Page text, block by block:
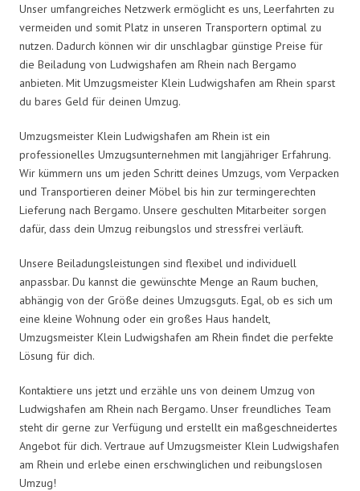
Unser umfangreiches Netzwerk ermöglicht es uns, Leerfahrten zu
vermeiden und somit Platz in unseren Transportern optimal zu
nutzen. Dadurch können wir dir unschlagbar günstige Preise für
die Beiladung von Ludwigshafen am Rhein nach Bergamo
anbieten. Mit Umzugsmeister Klein Ludwigshafen am Rhein sparst
du bares Geld für deinen Umzug.
Umzugsmeister Klein Ludwigshafen am Rhein ist ein
professionelles Umzugsunternehmen mit langjähriger Erfahrung.
Wir kümmern uns um jeden Schritt deines Umzugs, vom Verpacken
und Transportieren deiner Möbel bis hin zur termingerechten
Lieferung nach Bergamo. Unsere geschulten Mitarbeiter sorgen
dafür, dass dein Umzug reibungslos und stressfrei verläuft.
Unsere Beiladungsleistungen sind flexibel und individuell
anpassbar. Du kannst die gewünschte Menge an Raum buchen,
abhängig von der Größe deines Umzugsguts. Egal, ob es sich um
eine kleine Wohnung oder ein großes Haus handelt,
Umzugsmeister Klein Ludwigshafen am Rhein findet die perfekte
Lösung für dich.
Kontaktiere uns jetzt und erzähle uns von deinem Umzug von
Ludwigshafen am Rhein nach Bergamo. Unser freundliches Team
steht dir gerne zur Verfügung und erstellt ein maßgeschneidertes
Angebot für dich. Vertraue auf Umzugsmeister Klein Ludwigshafen
am Rhein und erlebe einen erschwinglichen und reibungslosen
Umzug!